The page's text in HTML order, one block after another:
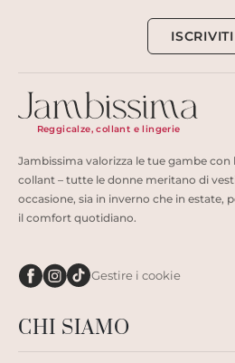
ISCRIVITI
Reggicalze, collant e lingerie
Jambissima valorizza le tue gambe con
collant – tutte le donne meritano di
occasione, sia in inverno che in estate,
il comfort quotidiano.
Gestire i cookie
CHI SIAMO